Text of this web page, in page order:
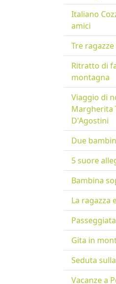
Italiano
amici
Tre
Ritratto di
montagna
Viaggio di
Margherita
D'Agostini
Due
5 suore
Bambina
La ragazza
Gita in
Seduta
Vacanze a